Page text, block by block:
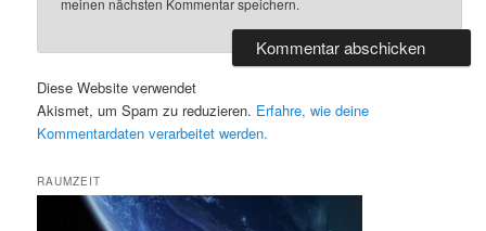
meinen nächsten Kommentar speichern.
Diese Website verwendet
Akismet, um Spam zu reduzieren. Erfahre, wie deine
Kommentardaten verarbeitet werden.
RAUMZEIT